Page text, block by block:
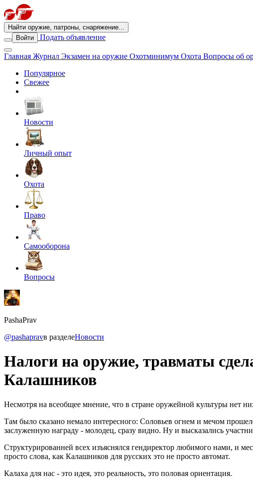
Найти оружие, патроны, снаряжение...
Войти
Подать объявление
Главная Журнал Экзамен на оружие Охотминимум Охота Вопросы об
Популярное
Свежее
Новости
Личный опыт
Охота
Право
Самооборона
Вопросы
PashaPrav
@pashapravв разделеНовости
Налоги на оружие, травматы
Калашников
Несмотря на всеобщее мнение, что в стране оружейной культуры нет
Там было сказано немало интересного: Соловьев огнем и мечом
заслуженную награду - молодец, сразу видно. Ну и высказались
Структурированней всех изъяснялся гендиректор любимого нами, и
просто слова, как Калашников для русских это не просто автомат.
Калаха для нас - это идея, это реальность, это половая ориентация.